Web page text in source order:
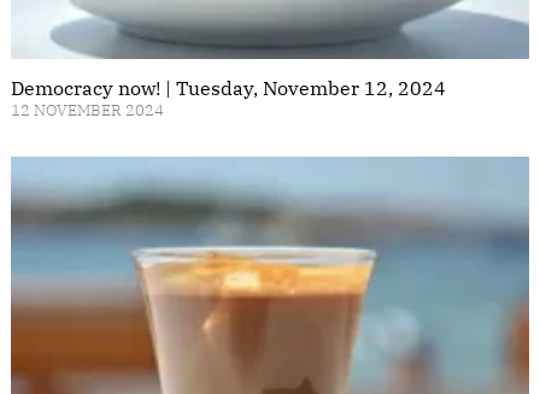
Democracy now! | Tuesday, November 12, 2024
12 NOVEMBER 2024